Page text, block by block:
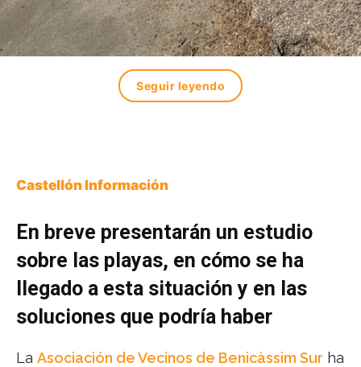
Seguir leyendo
Castellón Información
En breve presentarán un estudio
sobre las playas, en cómo se ha
llegado a esta situación y en las
soluciones que podría haber
La Asociación de Vecinos de Benicàssim Sur ha